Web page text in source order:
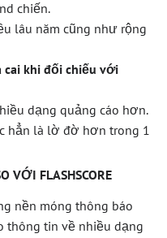
chiến.
lâu năm cũng như rộng
cai khi đối chiếu với
dạng quảng cáo hơn.
hẳn là lờ đờ hơn trong 1
VỚI FLASHSCORE
nền móng thông báo
thông tin về nhiều dạng